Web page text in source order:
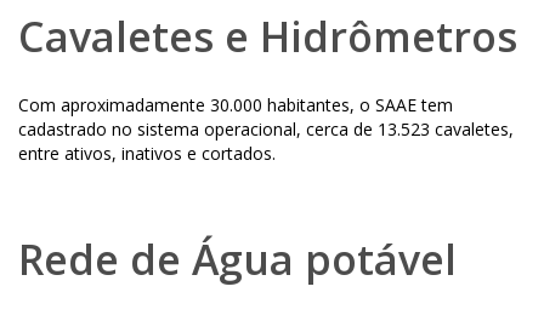
Cavaletes e Hidrômetros
Com aproximadamente 30.000 habitantes, o SAAE tem
cadastrado no sistema operacional, cerca de 13.523 cavaletes,
entre ativos, inativos e cortados.
Rede de Água potável